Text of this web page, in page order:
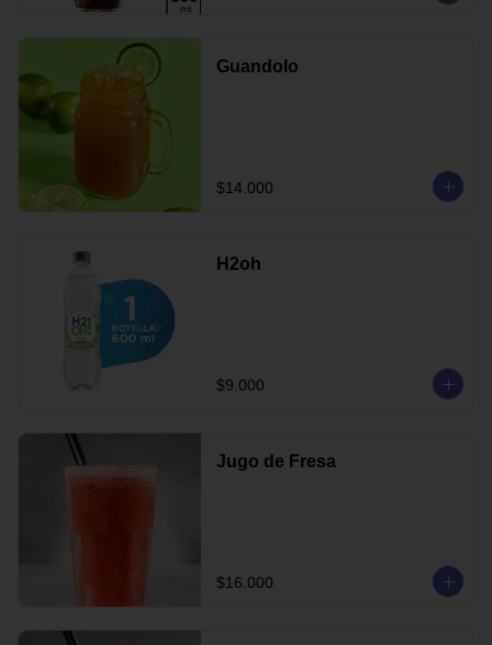
Guandolo
$14.000
H2oh
$9.000
Jugo de Fresa
$16.000